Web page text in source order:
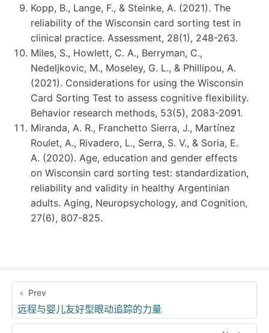
Kopp, B., Lange, F., & Steinke, A. (2021). The
reliability of the Wisconsin card sorting test in
clinical practice. Assessment, 28(1), 248-263.
Miles, S., Howlett, C. A., Berryman, C.,
Nedeljkovic, M., Moseley, G. L., & Phillipou, A.
(2021). Considerations for using the Wisconsin
Card Sorting Test to assess cognitive flexibility.
Behavior research methods, 53(5), 2083-2091.
Miranda, A. R., Franchetto Sierra, J., Martínez
Roulet, A., Rivadero, L., Serra, S. V., & Soria, E.
A. (2020). Age, education and gender effects
on Wisconsin card sorting test: standardization,
reliability and validity in healthy Argentinian
adults. Aging, Neuropsychology, and Cognition,
27(6), 807-825.
Prev
远程与婴儿友好型眼动追踪的力量